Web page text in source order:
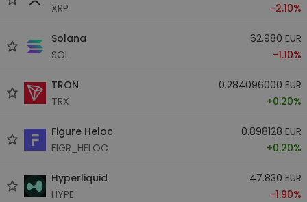
XRP
-2.10%
Solana
SOL
62.980 EUR
-1.10%
TRON
TRX
0.284096000 EUR
+0.20%
Figure Heloc
FIGR_HELOC
0.898128 EUR
+0.20%
Hyperliquid
HYPE
47.830 EUR
-1.90%